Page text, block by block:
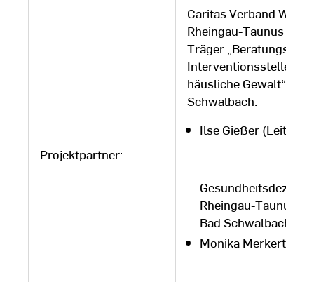
Projektpartner:
Caritas Verband
Rheingau-Taunus e.V.,
Träger „Beratungs-
Interventionsstelle
häusliche Gewalt“, Bad
Schwalbach:
Ilse Gießer (Leitung)
Rheingau-Taunus-
Bad Schwalbach:
Monika Merkert